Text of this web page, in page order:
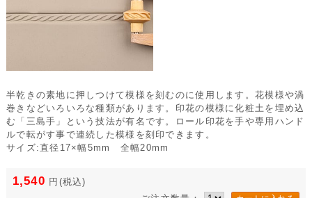
半乾きの素地に押しつけて模様を刻むのに使用します。花模様や渦
巻きなどいろいろな種類があります。印花の模様に化粧土を埋め込
む「三島手」という技法が有名です。ロール印花を手や専用ハンド
ルで転がす事で連続した模様を刻印できます。
サイズ:直径17×幅5mm 全幅20mm
1,540 円 (税込)